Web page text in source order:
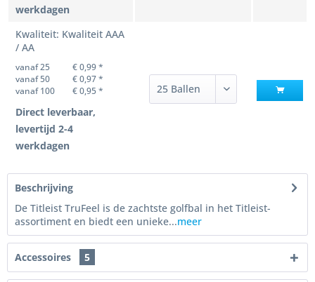
werkdagen
Kwaliteit: Kwaliteit AAA
/ AA
vanaf 25
€ 0,99 *
vanaf 50
€ 0,97 *
vanaf 100
€ 0,95 *
Direct leverbaar,
levertijd 2-4
werkdagen
Beschrijving
De Titleist TruFeel is de zachtste golfbal in het Titleist-
assortiment en biedt een unieke...meer
Accessoires 5